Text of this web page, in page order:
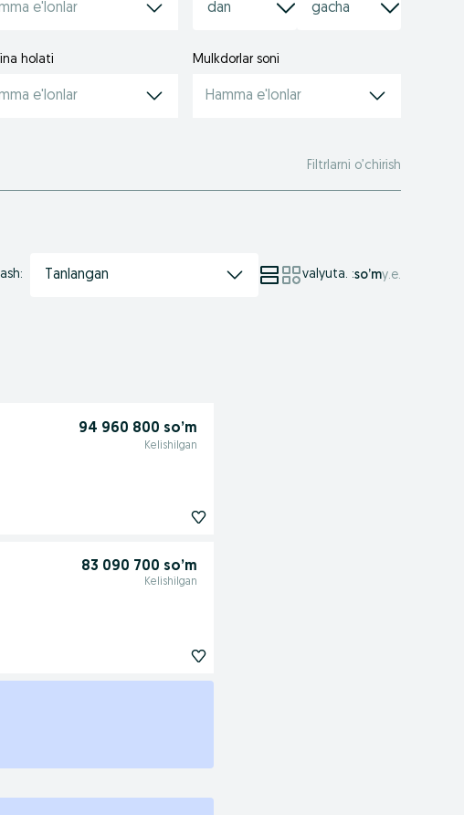
e'lonlar
holati
e'lonlar
Mulkdorlar soni
Hamma e'lonlar
Filtrlarni o’chirish
Tanlangan valyuta. :so’mу.е.
94 960 800 so’m
Kelishilgan
83 090 700 so’m
Kelishilgan